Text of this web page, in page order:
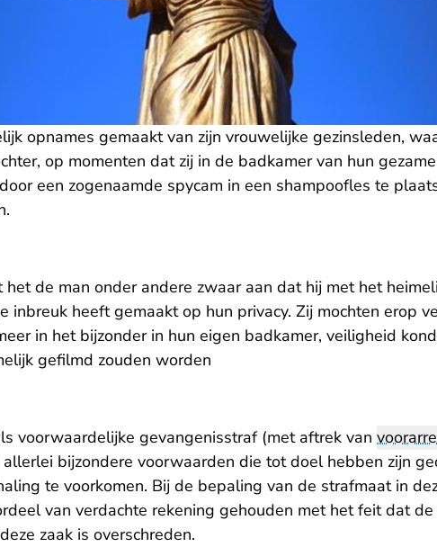
opnames gemaakt van zijn vrouwelijke gezinsleden,
op momenten dat zij in de badkamer van hun
een zogenaamde spycam in een shampoofles te
het de man onder andere zwaar aan dat hij met het
inbreuk heeft gemaakt op hun privacy. Zij mochten erop
in het bijzonder in hun eigen badkamer, veiligheid
gefilmd zouden worden
voorwaardelijke gevangenisstraf (met aftrek van
bijzondere voorwaarden die tot doel hebben zijn
te voorkomen. Bij de bepaling van de strafmaat in
van verdachte rekening gehouden met het feit dat
zaak is overschreden.